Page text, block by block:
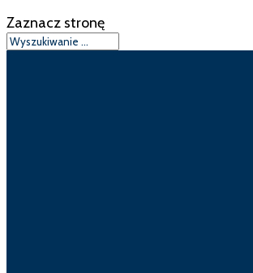
Zaznacz stronę